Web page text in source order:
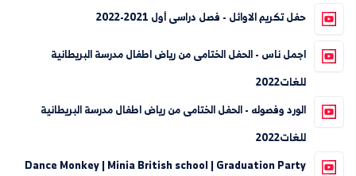
حفل تكريم الاوائل - فصل دراسى أول 2021-2022
اجمل ناس - الحفل الختامى من رياض اطفال مدرسة البريطانية
للغات2022
الورد وفصوله - الحفل الختامى من رياض اطفال مدرسة البريطانية
للغات2022
Dance Monkey | Minia British school | Graduation Party